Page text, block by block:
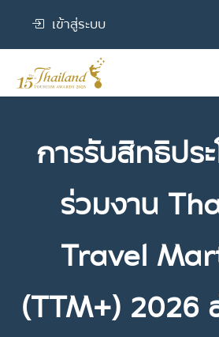
เข้าสู่ระบบ
การรับสิทธิประ
ร่วมงาน
Travel
(TTM+) 2026